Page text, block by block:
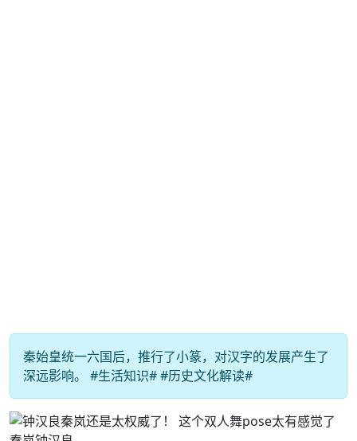
秦始皇统一六国后，推行了小篆，对汉字的发展产生了
深远影响。 #生活知识# #历史文化解读#